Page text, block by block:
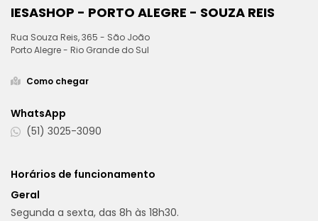
IESASHOP - PORTO ALEGRE - SOUZA REIS
Rua Souza Reis, 365 - São João
Porto Alegre - Rio Grande do Sul
Como chegar
WhatsApp
(51) 3025-3090
Horários de funcionamento
Geral
Segunda a sexta, das 8h às 18h30.